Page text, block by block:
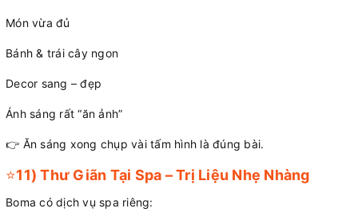
Món vừa đủ
Bánh & trái cây ngon
Decor sang – đẹp
Ánh sáng rất “ăn ảnh”
👉 Ăn sáng xong chụp vài tấm hình là đúng bài.
⭐11) Thư Giãn Tại Spa – Trị Liệu Nhẹ Nhàng
Boma có dịch vụ spa riêng: